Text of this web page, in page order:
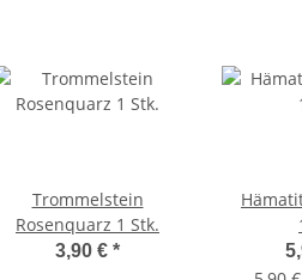
Trommelstein
Rosenquarz 1 Stk.
3,90 € *